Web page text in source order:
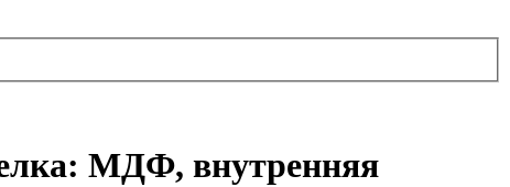
МДФ, внутренняя